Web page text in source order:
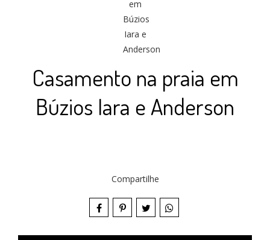
Casamento na praia em
Búzios Iara e Anderson
Compartilhe